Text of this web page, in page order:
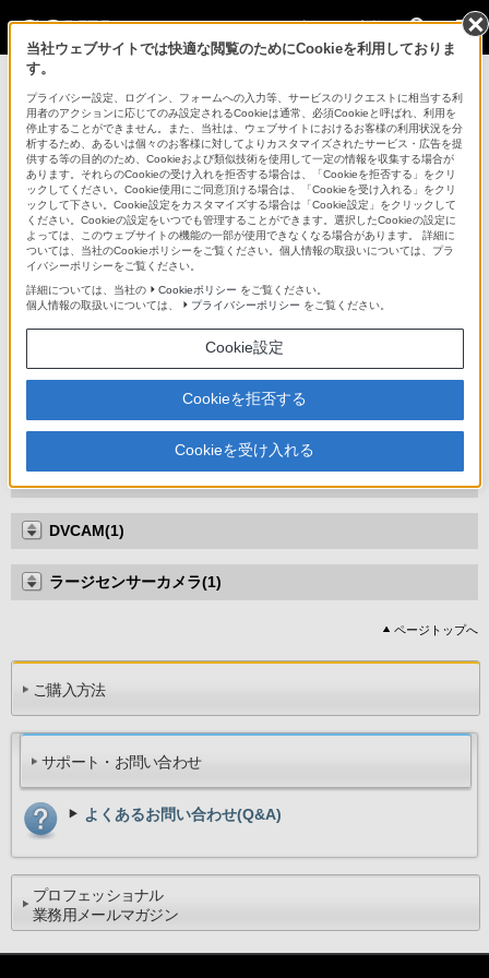
法人のお客様
カムコーダー用周辺機器・アクセサリー >
商品・アクセサリー
法人のお客様
カムコーダー用周辺機器・アクセサリー
VCT-SP1BP
カムコーダーサポート
対応商品・アクセサリー
NXCAM(7)
DVCAM(1)
ラージセンサーカメラ(1)
ページトップへ
ご購入方法
サポート・お問い合わせ
よくあるお問い合わせ(Q&A)
プロフェッショナル
業務用メールマガジン
当社ウェブサイトでは快適な閲覧のためにCookieを利用しておりま
す。
プライバシー設定、ログイン、フォームへの入力等、サービスのリクエストに相当する利
用者のアクションに応じてのみ設定されるCookieは通常、必須Cookieと呼ばれ、利用を
停止することができません。また、当社は、ウェブサイトにおけるお客様の利用状況を分
析するため、あるいは個々のお客様に対してよりカスタマイズされたサービス・広告を提
供する等の目的のため、Cookieおよび類似技術を使用して一定の情報を収集する場合が
あります。それらのCookieの受け入れを拒否する場合は、「Cookieを拒否する」をクリ
ックしてください。Cookie使用にご同意頂ける場合は、「Cookieを受け入れる」をクリ
ックして下さい。Cookie設定をカスタマイズする場合は「Cookie設定」をクリックして
ください。Cookieの設定をいつでも管理することができます。選択したCookieの設定に
よっては、このウェブサイトの機能の一部が使用できなくなる場合があります。 詳細に
ついては、当社のCookieポリシーをご覧ください。個人情報の取扱いについては、プラ
イバシーポリシーをご覧ください。
詳細については、当社の
Cookieポリシー をご覧ください。
個人情報の取扱いについては、
プライバシーポリシー をご覧ください。
Cookie設定
Cookieを拒否する
Cookieを受け入れる